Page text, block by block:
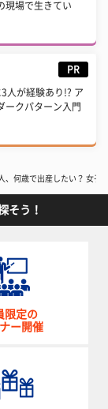
現場で生きてい
PR
人が経験あり!? ア
ークパターン入門
、何歳で出産したい？ 女
そう！
限定の
ー開催